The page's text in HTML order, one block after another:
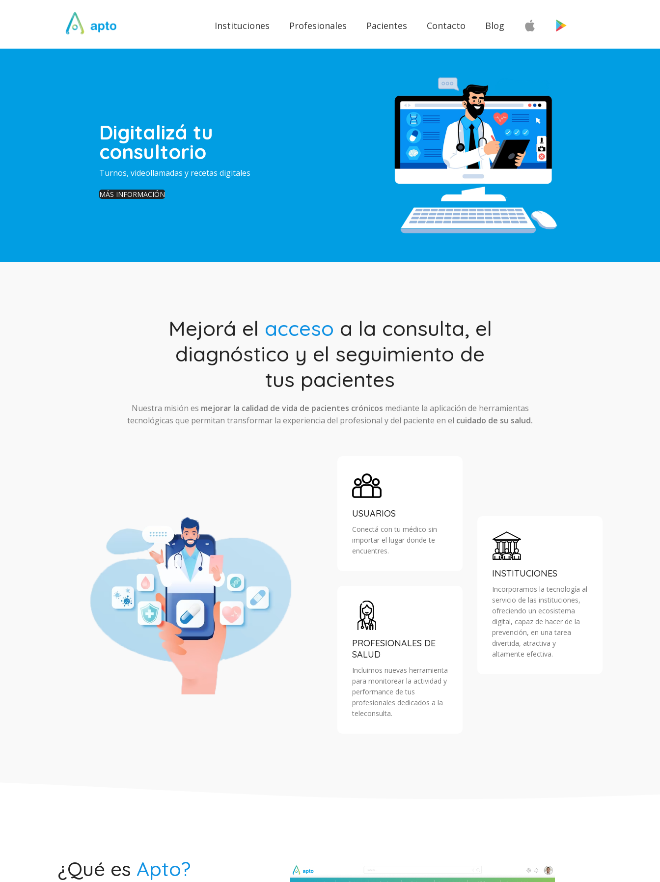
Instituciones Profesionales Pacientes Contacto Blog
Digitalizá tu
consultorio
Turnos, videollamadas y recetas digitales
MÁS INFORMACIÓN
Mejorá el acceso a la consulta, el
diagnóstico y el seguimiento de
tus pacientes
Nuestra misión es mejorar la calidad de vida de pacientes crónicos mediante la aplicación de herramientas
tecnológicas que permitan transformar la experiencia del profesional y del paciente en el cuidado de su salud.
USUARIOS
Conectá con tu médico sin
importar el lugar donde te
encuentres.
PROFESIONALES DE
SALUD
Incluimos nuevas herramienta
para monitorear la actividad y
performance de tus
profesionales dedicados a la
teleconsulta.
INSTITUCIONES
Incorporamos la tecnología al
servicio de las instituciones,
ofreciendo un ecosistema
digital, capaz de hacer de la
prevención, en una tarea
divertida, atractiva y
altamente efectiva.
¿Qué es Apto?